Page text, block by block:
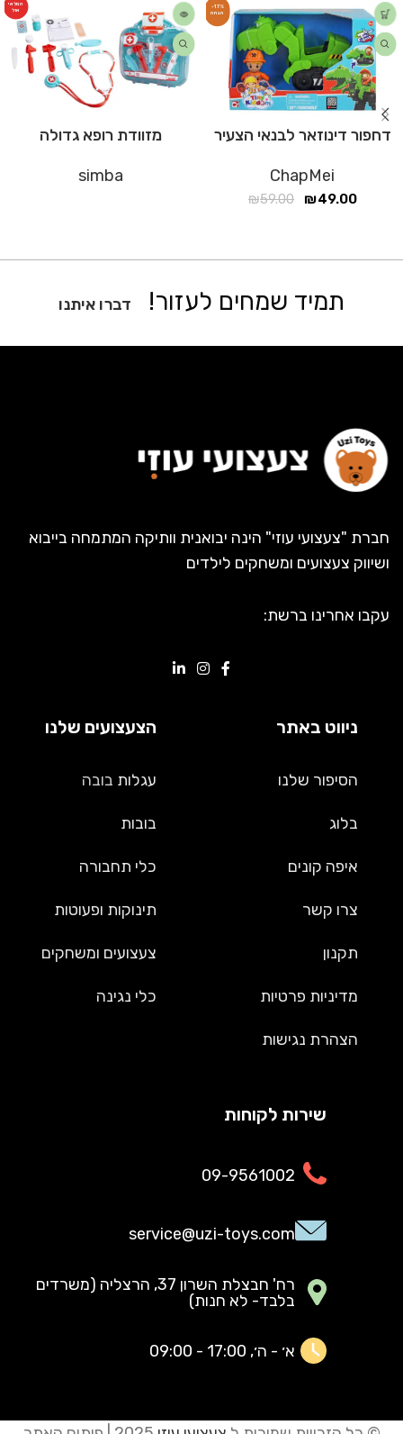
-17%
דחפור דינוזאר לבנאי הצעיר
ChapMei
₪59.00 ₪49.00
המלאי
אזל
מזוודת רופא גדולה
simba
תמיד שמחים לעזור! דברו איתנו
חברת "צעצועי עוזי" הינה יבואנית וותיקה המתמחה בייבוא
ושיווק צעצועים ומשחקים לילדים
עקבו אחרינו ברשת:
ניווט באתר
הסיפור שלנו
בלוג
איפה קונים
צרו קשר
תקנון
מדיניות פרטיות
הצהרת נגישות
הצעצועים שלנו
עגלות בובה
בובות
כלי תחבורה
תינוקות ופעוטות
צעצועים ומשחקים
כלי נגינה
שירות לקוחות
09-9561002
service@uzi-toys.com
רח' חבצלת השרון 37, הרצליה (משרדים
בלבד- לא חנות)
א׳ - ה׳, 17:00 - 09:00